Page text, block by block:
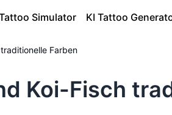
Simulator KI Tattoo
Farben
Koi-Fisch